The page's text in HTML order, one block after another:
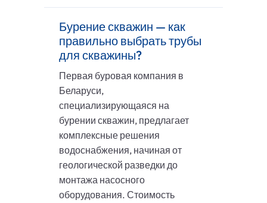
Бурение скважин — как
правильно выбрать трубы
для скважины?
Первая буровая компания в
Беларуси,
специализирующаяся на
бурении скважин, предлагает
комплексные решения
водоснабжения, начиная от
геологической разведки до
монтажа насосного
оборудования. Стоимость